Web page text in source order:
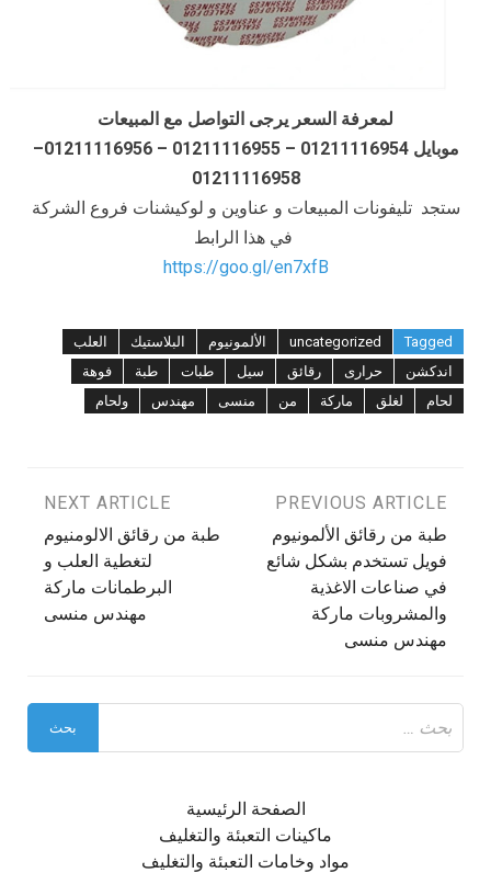
لمعرفة السعر يرجى التواصل مع المبيعات
موبايل 01211116954 – 01211116955 – 01211116956–
01211116958
ستجد تليفونات المبيعات و عناوين و لوكيشنات فروع الشركة
في هذا الرابط
https://goo.gl/en7xfB
Tagged
uncategorized الألمونيوم البلاستيك
العلب
اندكشن
حرارى رقائق سيل طبات طبة
فوهة
لحام
لغلق ماركة من منسى مهندس ولحام
تصفّح
المقالات
PREVIOUS ARTICLE
طبة من رقائق الألمونيوم
فويل تستخدم بشكل شائع
في صناعات الاغذية
والمشروبات ماركة
مهندس منسى
NEXT ARTICLE
طبة من رقائق الالومنيوم
لتغطية العلب و
البرطمانات ماركة
مهندس منسى
عن:
الصفحة الرئيسية
ماكينات التعبئة والتغليف
مواد وخامات التعبئة والتغليف